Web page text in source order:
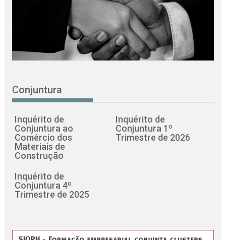
Conjuntura
Inquérito de
Conjuntura ao
Comércio dos
Materiais de
Construção
Inquérito de
Conjuntura 1º
Trimestre de 2026
Inquérito de
Conjuntura 4º
Trimestre de 2025